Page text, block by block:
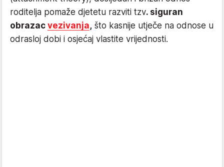
roditelja pomaže djetetu razviti tzv. siguran
obrazac vezivanja, što kasnije utječe na odnose u
odrasloj dobi i osjećaj vlastite vrijednosti.